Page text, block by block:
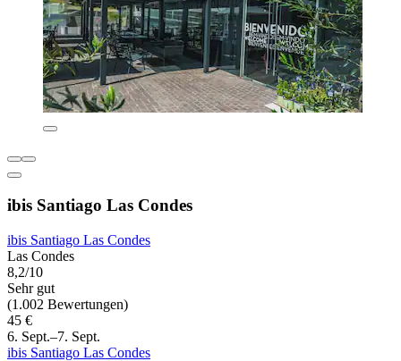
ibis Santiago Las Condes
ibis Santiago Las Condes
Las Condes
8,2/10
Sehr gut
(1.002 Bewertungen)
45 €
6. Sept.–7. Sept.
ibis Santiago Las Condes